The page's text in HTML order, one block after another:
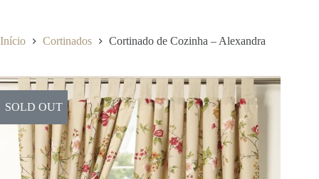
Início Cortinados Cortinado de Cozinha – Alexandra
SOLD OUT